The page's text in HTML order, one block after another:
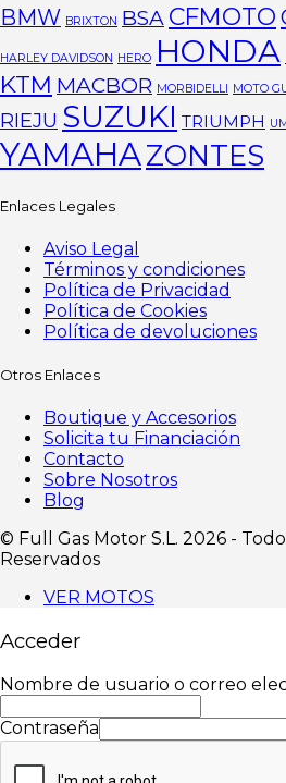
BMW BRIXTON BSA CFMOTO
HARLEY DAVIDSON HERO HONDA
KTM MACBOR MORBIDELLI MOTO
RIEJU SUZUKI TRIUMPH
YAMAHAZONTES
Enlaces Legales
Aviso Legal
Términos y condiciones
Política de Privacidad
Política de Cookies
Política de devoluciones
Otros Enlaces
Boutique y Accesorios
Solicita tu Financiación
Contacto
Sobre Nosotros
Blog
©️ Full Gas Motor S.L. 2026 -
Reservados
VER MOTOS
Acceder
Nombre de usuario o correo
Contraseña